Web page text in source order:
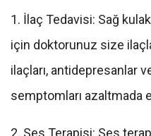
1. İlaç Tedavisi: Sağ
için doktorunuz size
ilaçları, antidepresanlar
semptomları azaltmada